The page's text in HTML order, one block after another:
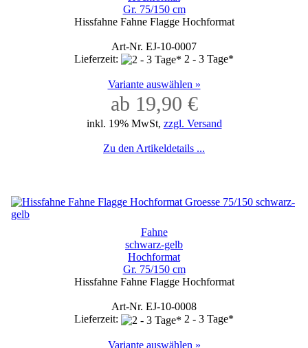
Gr. 75/150 cm
Hissfahne Fahne Flagge Hochformat
Art-Nr. EJ-10-0007
Lieferzeit:
2 - 3 Tage*
Variante auswählen »
ab 19,90 €
inkl. 19% MwSt, zzgl. Versand
Zu den Artikeldetails ...
Fahne
schwarz-gelb
Hochformat
Gr. 75/150 cm
Hissfahne Fahne Flagge Hochformat
Art-Nr. EJ-10-0008
Lieferzeit:
2 - 3 Tage*
Variante auswählen »